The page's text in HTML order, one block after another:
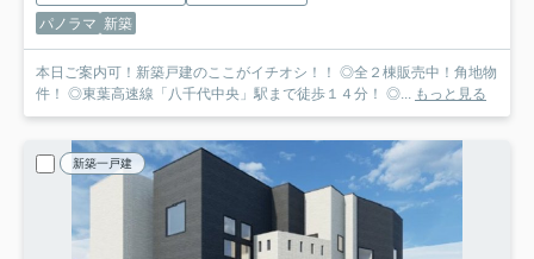
パノラマ 新築
本日ご案内可！新築戸建のここがイチオシ！！ ◎全２棟販売中！角地物
件！ ◎東葉高速線「八千代中央」駅まで徒歩１４分！ ◎...
もっと見る
新築一戸建